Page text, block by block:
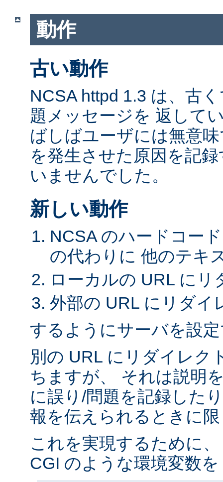
動作
古い動作
NCSA httpd 1.3 は、古
題メッセージを 返して
ばしばユーザには無意
を発生させた原因を記
いませんでした。
新しい動作
NCSA のハードコー
の代わりに 他のテキ
ローカルの URL にリ
外部の URL にリダイ
するようにサーバを設
別の URL にリダイレク
ちますが、 それは説明
に誤り/問題を記録した
報を伝えられるときに
これを実現するために
CGI のような環境変数